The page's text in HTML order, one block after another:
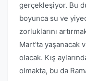
gerçekleşiyor. Bu
boyunca su ve
zorluklarını
Mart’ta yaşanacak
olacak. Kış
olmakta, bu da